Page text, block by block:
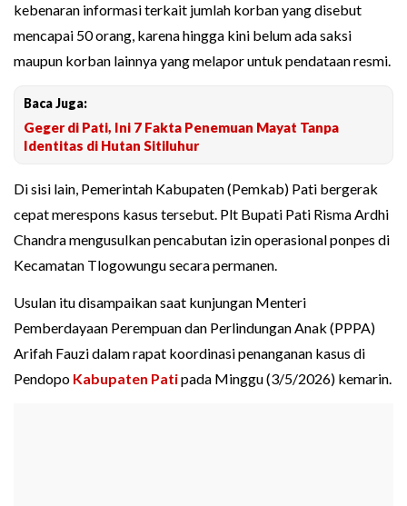
kebenaran informasi terkait jumlah korban yang disebut
mencapai 50 orang, karena hingga kini belum ada saksi
maupun korban lainnya yang melapor untuk pendataan resmi.
Baca Juga:
Geger di Pati, Ini 7 Fakta Penemuan Mayat Tanpa
Identitas di Hutan Sitiluhur
Di sisi lain, Pemerintah Kabupaten (Pemkab) Pati bergerak
cepat merespons kasus tersebut. Plt Bupati Pati Risma Ardhi
Chandra mengusulkan pencabutan izin operasional ponpes di
Kecamatan Tlogowungu secara permanen.
Usulan itu disampaikan saat kunjungan Menteri
Pemberdayaan Perempuan dan Perlindungan Anak (PPPA)
Arifah Fauzi dalam rapat koordinasi penanganan kasus di
Pendopo Kabupaten Patipada Minggu (3/5/2026) kemarin.